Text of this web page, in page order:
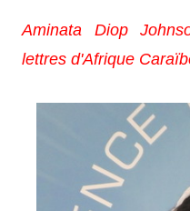
Aminata Diop
lettres d'Afrique